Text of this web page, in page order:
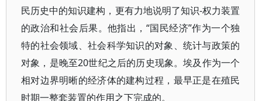
民历史中的知识建构，更有力地说明了知识-权力装置
的政治和社会后果。他指出，“国民经济”作为一个独
特的社会领域、社会科学知识的对象、统计与政策的
对象，是晚至20世纪之后的历史现象。埃及作为一个
相对边界明晰的经济体的建构过程，最早正是在殖民
时期一整套装置的作用之下完成的。